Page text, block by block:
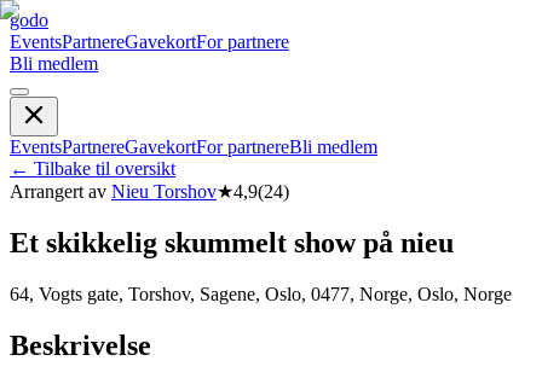
godo
EventsPartnereGavekortFor partnere
Bli medlem
EventsPartnereGavekortFor partnereBli medlem
← Tilbake til oversikt
Arrangert av Nieu Torshov★4,9(24)
Et skikkelig skummelt show på nieu
64, Vogts gate, Torshov, Sagene, Oslo, 0477, Norge, Oslo, Norge
Beskrivelse